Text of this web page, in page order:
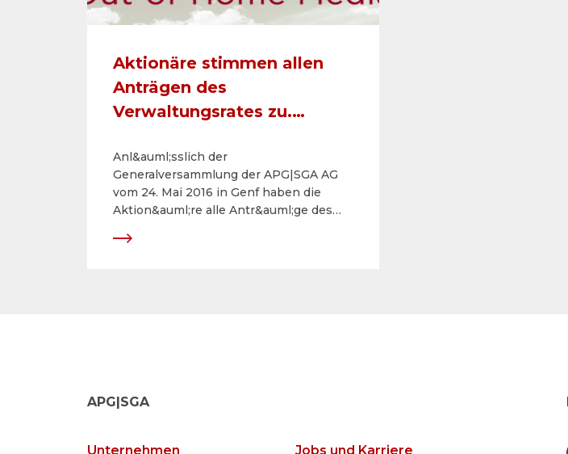
Aktionäre stimmen allen
Anträgen des
Verwaltungsrates zu.
CHF 23 pro Aktie.
Anl&auml;sslich der
Generalversammlung der APG|SGA AG
vom 24. Mai 2016 in Genf haben die
Aktion&auml;re alle Antr&auml;ge des
angenommen. Es wird eine Dividende
APG|SGA
Unternehmen Jobs und Karriere